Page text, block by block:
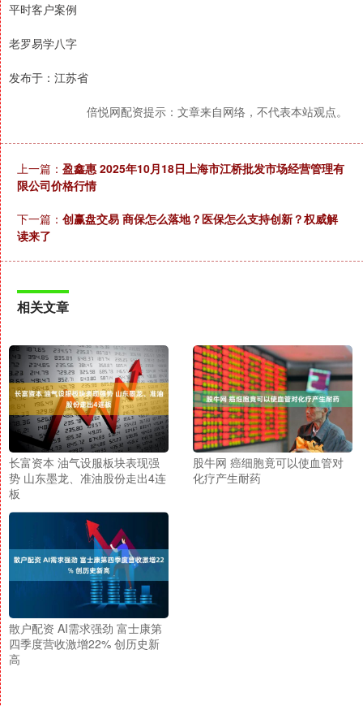
平时客户案例
老罗易学八字
发布于：江苏省
倍悦网配资提示：文章来自网络，不代表本站观点。
上一篇： 盈鑫惠 2025年10月18日上海市江桥批发市场经营管理有
限公司价格行情
下一篇： 创赢盘交易 商保怎么落地？医保怎么支持创新？权威解
读来了
相关文章
长富资本 油气设服板块表现强
势 山东墨龙、准油股份走出4连
板
股牛网 癌细胞竟可以使血管对
化疗产生耐药
散户配资 AI需求强劲 富士康第
四季度营收激增22% 创历史新
高